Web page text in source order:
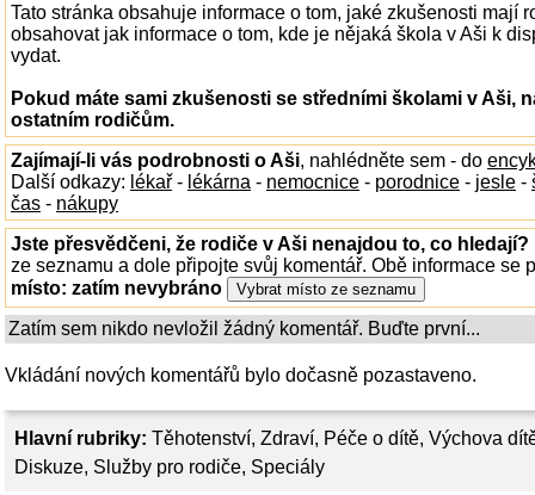
Hlavní rubriky: Těhotenství, Zdraví, Péče o dítě, Výchova
Diskuze, Služby pro rodiče, Speciály
Tato stránka obsahuje informace o tom, jaké zkušenosti mají
obsahovat jak informace o tom, kde je nějaká škola v Aši k
vydat.
Pokud máte sami zkušenosti se středními školami v Aši,
ostatním rodičům.
Zajímají-li vás podrobnosti o Aši, nahlédněte sem - do
Další odkazy: lékař - lékárna - nemocnice - porodnice - jesle -
čas - nákupy
Jste přesvědčeni, že rodiče v Aši nenajdou to, co hledají?
ze seznamu a dole připojte svůj komentář. Obě informace se
místo: zatím nevybráno
Zatím sem nikdo nevložil žádný komentář. Buďte první...
Vkládání nových komentářů bylo dočasně pozastaveno.